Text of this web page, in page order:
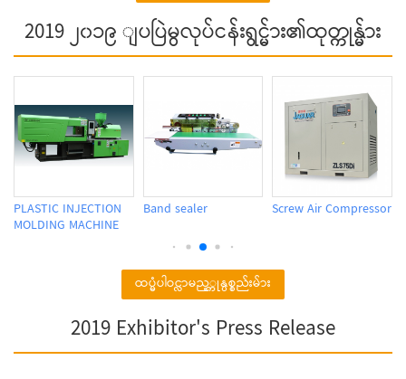
2019 ၂၀၁၉ ျပပြဲမွလုပ်ငန်းရွင္မ်ား၏ထုတ္ကုန္မ်ား
PLASTIC INJECTION
MOLDING MACHINE
Band sealer Screw Air Compressor
ထပ္မံပါဝင္လာမည့္ကုန္ပစ္စည်းမ်ား
2019 Exhibitor's Press Release